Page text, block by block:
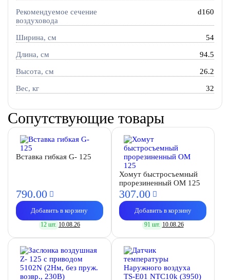
Рекомендуемое сечение
воздуховода
d160
Ширина, см 54
Длина, см 94.5
Высота, см 26.2
Вес, кг 32
Сопутствующие товары
Вставка гибкая G- 125
790.00
Добавить в корзину
12 шт. 10.08.26
Хомут быстросъемный
прорезиненный OM 125
307.00
Добавить в корзину
91 шт. 10.08.26